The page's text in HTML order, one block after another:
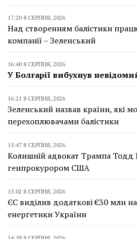
17:20 8 СЕРПНЯ, 2026
Над створенням балістики
компанії – Зеленський
16:40 8 СЕРПНЯ, 2026
У Болгарії вибухнув
16:21 8 СЕРПНЯ, 2026
Зеленський назвав країни, які
перехоплювачами балістики
15:47 8 СЕРПНЯ, 2026
Колишній адвокат Трампа Тодд
генпрокурором США
15:02 8 СЕРПНЯ, 2026
ЄС виділив додаткові €30 млн
енергетики України
14:58 8 СЕРПНЯ, 2026